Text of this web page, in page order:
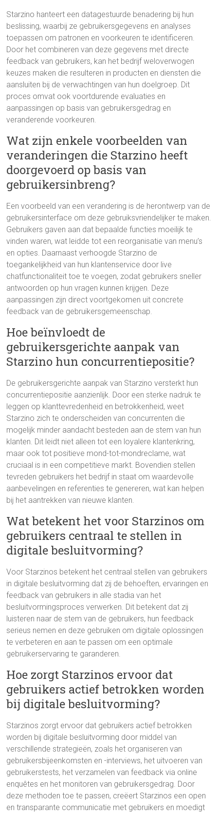
Starzino hanteert een datagestuurde benadering bij hun
beslissing, waarbij ze gebruikersgegevens en analyses
toepassen om patronen en voorkeuren te identificeren.
Door het combineren van deze gegevens met directe
feedback van gebruikers, kan het bedrijf weloverwogen
keuzes maken die resulteren in producten en diensten die
aansluiten bij de verwachtingen van hun doelgroep. Dit
proces omvat ook voortdurende evaluaties en
aanpassingen op basis van gebruikersgedrag en
veranderende voorkeuren.
Wat zijn enkele voorbeelden van
veranderingen die Starzino heeft
doorgevoerd op basis van
gebruikersinbreng?
Een voorbeeld van een verandering is de herontwerp van de
gebruikersinterface om deze gebruiksvriendelijker te maken.
Gebruikers gaven aan dat bepaalde functies moeilijk te
vinden waren, wat leidde tot een reorganisatie van menu’s
en opties. Daarnaast verhoogde Starzino de
toegankelijkheid van hun klantenservice door live
chatfunctionaliteit toe te voegen, zodat gebruikers sneller
antwoorden op hun vragen kunnen krijgen. Deze
aanpassingen zijn direct voortgekomen uit concrete
feedback van de gebruikersgemeenschap.
Hoe beïnvloedt de
gebruikersgerichte aanpak van
Starzino hun concurrentiepositie?
De gebruikersgerichte aanpak van Starzino versterkt hun
concurrentiepositie aanzienlijk. Door een sterke nadruk te
leggen op klanttevredenheid en betrokkenheid, weet
Starzino zich te onderscheiden van concurrenten die
mogelijk minder aandacht besteden aan de stem van hun
klanten. Dit leidt niet alleen tot een loyalere klantenkring,
maar ook tot positieve mond-tot-mondreclame, wat
cruciaal is in een competitieve markt. Bovendien stellen
tevreden gebruikers het bedrijf in staat om waardevolle
aanbevelingen en referenties te genereren, wat kan helpen
bij het aantrekken van nieuwe klanten.
Wat betekent het voor Starzinos om
gebruikers centraal te stellen in
digitale besluitvorming?
Voor Starzinos betekent het centraal stellen van gebruikers
in digitale besluitvorming dat zij de behoeften, ervaringen en
feedback van gebruikers in alle stadia van het
besluitvormingsproces verwerken. Dit betekent dat zij
luisteren naar de stem van de gebruikers, hun feedback
serieus nemen en deze gebruiken om digitale oplossingen
te verbeteren en aan te passen om een optimale
gebruikerservaring te garanderen.
Hoe zorgt Starzinos ervoor dat
gebruikers actief betrokken worden
bij digitale besluitvorming?
Starzinos zorgt ervoor dat gebruikers actief betrokken
worden bij digitale besluitvorming door middel van
verschillende strategieën, zoals het organiseren van
gebruikersbijeenkomsten en -interviews, het uitvoeren van
gebruikerstests, het verzamelen van feedback via online
enquêtes en het monitoren van gebruikersgedrag. Door
deze methoden toe te passen, creëert Starzinos een open
en transparante communicatie met gebruikers en moedigt